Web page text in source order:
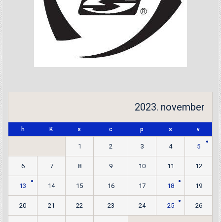
2023. november
h K s c p s v
1 2 3 4 5
6 7 8 9 10 11 12
13 14 15 16 17 18 19
20 21 22 23 24 25 26